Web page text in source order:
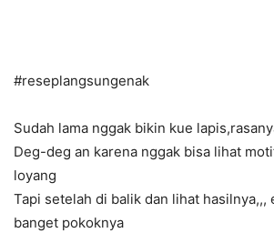
#reseplangsungenak
Sudah lama nggak bikin kue
Deg-deg an karena nggak bisa lihat
loyang
Tapi setelah di balik dan lihat hasilnya,,,
banget pokoknya